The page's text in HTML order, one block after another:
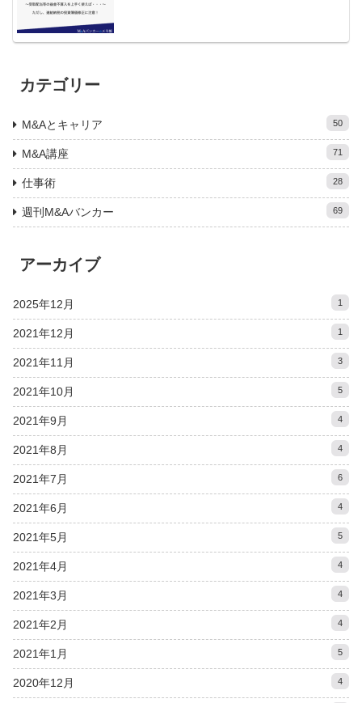
カテゴリー
M&Aとキャリア 50
M&A講座 71
仕事術 28
週刊M&Aバンカー 69
アーカイブ
2025年12月 1
2021年12月 1
2021年11月 3
2021年10月 5
2021年9月 4
2021年8月 4
2021年7月 6
2021年6月 4
2021年5月 5
2021年4月 4
2021年3月 4
2021年2月 4
2021年1月 5
2020年12月 4